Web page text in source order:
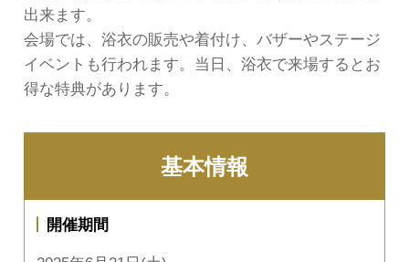
出来ます。
会場では、浴衣の販売や着付け、バザーやステージ
イベントも行われます。当日、浴衣で来場するとお
得な特典があります。
基本情報
開催期間